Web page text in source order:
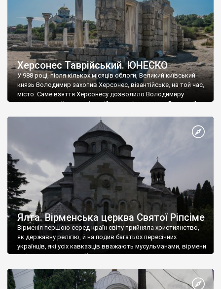
Херсонес Таврійський. ЮНЕСКО
У 988 році, після кількох місяців облоги, Великий київський
князь Володимир захопив Херсонес, візантійське, на той час,
місто. Саме взяття Херсонесу дозволило Володимиру
диктувати свої умови візантійському імператору Василю ІІ, та
Херсонесі Володимир-язичник, став Василем-християнином.
А потім було Хрещення Русі. На честь Херсонесу Таврійського
Ялта. Вірменська церква Святої Ріпсіме
Вірменія першою серед країн світу прийняла християнство,
як державну релігію, й на подив багатьох пересічних
українців, які усіх кавказців вважають мусульманами, вірмени
є відданими вірянами Христа